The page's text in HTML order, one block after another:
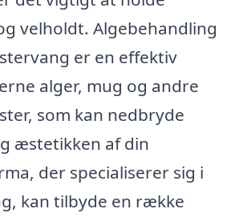
velholdt. Algebehandling
er en effektiv
alger, mug og andre
som kan nedbryde
æstetikken af din
der specialiserer sig i
kan tilbyde en række